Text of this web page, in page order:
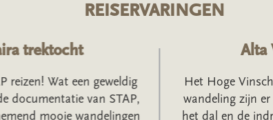
REISERVARINGEN
trektocht
reizen! Wat een geweldig
documentatie van STAP,
mooie wandelingen
Alta
Het Hoge
wandeling zijn
het dal en de